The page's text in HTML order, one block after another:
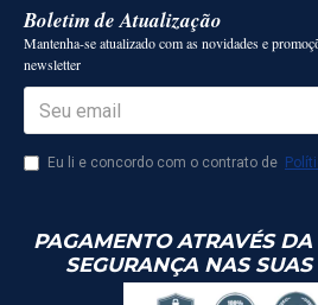
Boletim de Atualização
Mantenha-se atualizado com as novidades e
newsletter
Eu li e concordo com o contrato de
PAGAMENTO ATRAVÉS
SEGURANÇA NAS